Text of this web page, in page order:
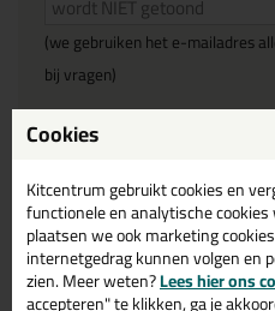
(we gebruiken het e-mailadres
bij vragen)
Reviewtitel *
Je ervaring
Cookies
Kitcentrum gebruikt cookies en
functionele en analytische
plaatsen we ook marketing
internetgedrag kunnen volgen en
zien. Meer weten?Lees hier ons
accepteren" te klikken, ga je